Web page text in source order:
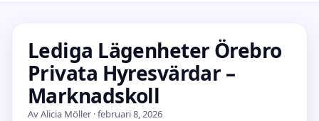
Lediga Lägenheter Örebro
Privata Hyresvärdar –
Marknadskoll
Av Alicia Möller · februari 8, 2026